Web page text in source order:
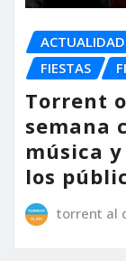
ACTUALIDAD
FIESTAS
Torrent
semana
música
los
torrent al